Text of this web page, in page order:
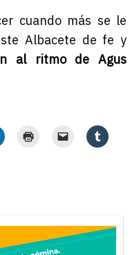
cuando más se le
Albacete de fe y
al ritmo de Agus